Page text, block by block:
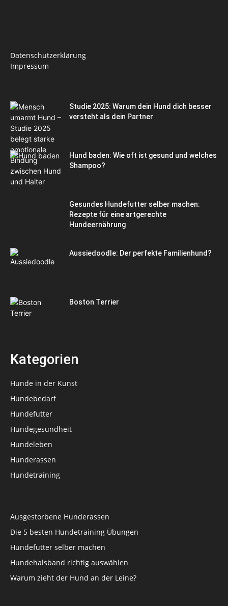
Datenschutzerklärung
Impressum
Studie 2025: Warum dein Hund dich besser
versteht als dein Partner
Hund baden: Wie oft ist gesund und welches
Shampoo?
Gesundes Hundefutter selber machen:
Rezepte für eine artgerechte
Hundeernährung
Aussiedoodle: Der perfekte Familienhund?
Boston Terrier
Kategorien
Hunde in der Kunst
Hundebedarf
Hundefutter
Hundegesundheit
Hundeleben
Hunderassen
Hundetraining
Ausgestorbene Hunderassen
Die 5 besten Hundetraining Übungen
Hundefutter selber machen
Hundehalsband richtig auswählen
Warum zieht der Hund an der Leine?